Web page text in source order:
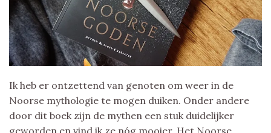
Ik heb er ontzettend van genoten om weer in de
Noorse mythologie te mogen duiken. Onder andere
door dit boek zijn de mythen een stuk duidelijker